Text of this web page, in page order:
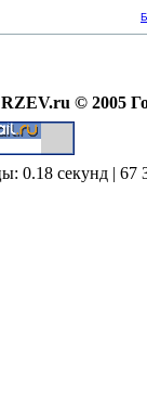
RZEV.ru © 2005
0.18 секунд |